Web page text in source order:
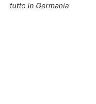
tutto in Germania